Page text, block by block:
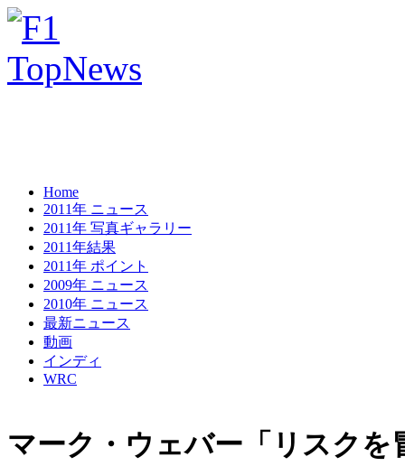
Home
2011年 ニュース
2011年 写真ギャラリー
2011年結果
2011年 ポイント
2009年 ニュース
2010年 ニュース
最新ニュース
動画
インディ
WRC
マーク・ウェバー「リスク